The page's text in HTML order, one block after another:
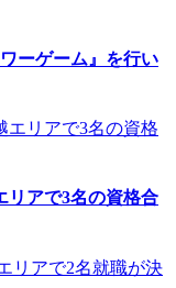
ーゲーム』を行い
リアで3名の資格合